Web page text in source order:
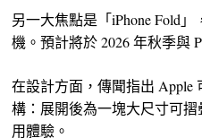
另一大焦點是「iPhone Fold
機。預計將於 2026 年秋季與
在設計方面，傳聞指出 Apple
構：展開後為一塊大尺寸可
用體驗。